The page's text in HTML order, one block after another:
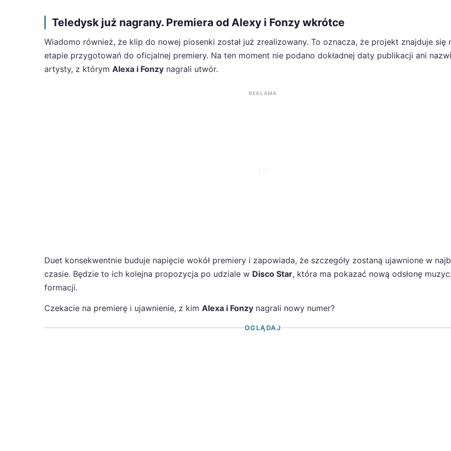
Teledysk już nagrany. Premiera od Alexy i Fonzy wkrótce
Wiadomo również, że klip do nowej piosenki został już zrealizowany. To oznacza, że projekt znajduje się
etapie przygotowań do oficjalnej premiery. Na ten moment nie podano dokładnej daty publikacji ani
artysty, z którym Alexa i Fonzy nagrali utwór.
REKLAMA
Duet konsekwentnie buduje napięcie wokół premiery i zapowiada, że szczegóły zostaną ujawnione w
czasie. Będzie to ich kolejna propozycja po udziale w Disco Star, która ma pokazać nową odsłonę
formacji.
Czekacie na premierę i ujawnienie, z kim Alexa i Fonzy nagrali nowy numer?
OGLĄDAJ